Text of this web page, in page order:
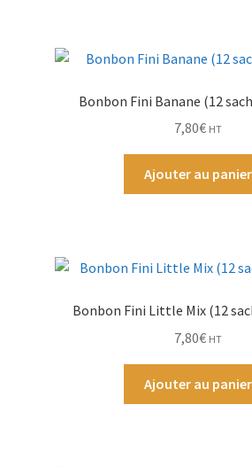
Bonbon Fini Banane (12
7,80€ HT
Ajouter au panier
Bonbon Fini Little Mix (12
7,80€ HT
Ajouter au panier